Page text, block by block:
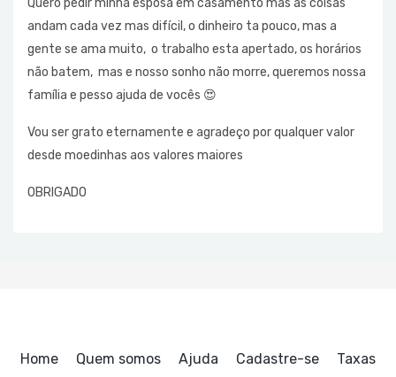
Quero pedir minha esposa em casamento mas as coisas
andam cada vez mas difícil, o dinheiro ta pouco, mas a
gente se ama muito, o trabalho esta apertado, os horários
não batem, mas e nosso sonho não morre, queremos nossa
família e pesso ajuda de vocês 😍
Vou ser grato eternamente e agradeço por qualquer valor
desde moedinhas aos valores maiores
OBRIGADO
Home Quem somos Ajuda Cadastre-se Taxas